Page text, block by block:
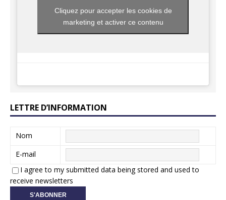
Cliquez pour accepter les cookies de
marketing et activer ce contenu
LETTRE D’INFORMATION
Nom
E-mail
I agree to my submitted data being stored and used to
receive newsletters